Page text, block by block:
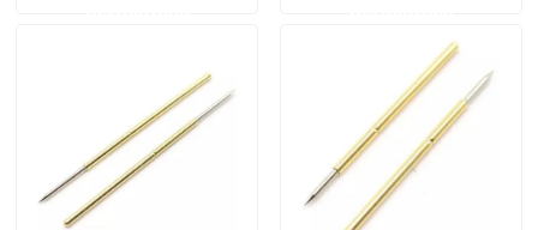
Pin POGO dengan beban pegas
Sonde pogo pin